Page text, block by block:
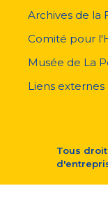
Archives de la
Comité pour
Musée de La
Liens externes
Tous